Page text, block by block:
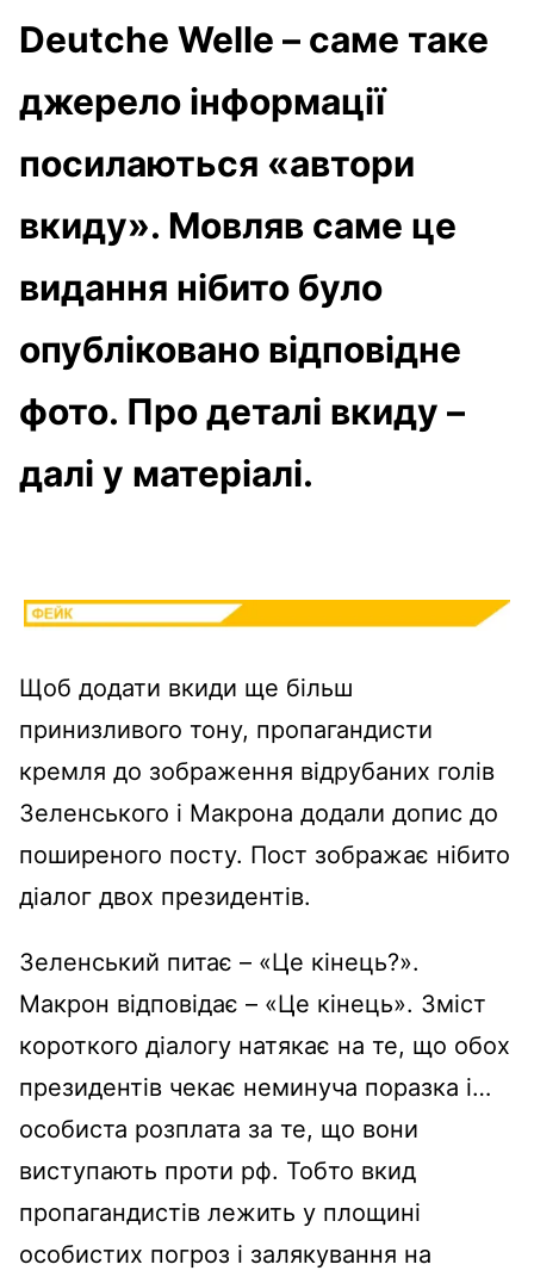
Deutche Welle – саме таке
джерело інформації
посилаються «автори
вкиду». Мовляв саме це
видання нібито було
опубліковано відповідне
фото. Про деталі вкиду –
далі у матеріалі.
Щоб додати вкиди ще більш
принизливого тону, пропагандисти
кремля до зображення відрубаних голів
Зеленського і Макрона додали допис до
поширеного посту. Пост зображає нібито
діалог двох президентів.
Зеленський питає – «Це кінець?».
Макрон відповідає – «Це кінець». Зміст
короткого діалогу натякає на те, що обох
президентів чекає неминуча поразка і…
особиста розплата за те, що вони
виступають проти рф. Тобто вкид
пропагандистів лежить у площині
особистих погроз і залякування на